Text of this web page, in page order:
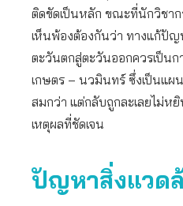
ติดขัดเป็นหลัก ขณะที่นักวิชา
เห็นพ้องต้องกันว่า ทางแก้ปัญ
ตะวันตกสู่ตะวันออกควรเป็นก
เกษตร – นวมินทร์ ซึ่งเป็นแผ
สมกว่า แต่กลับถูกละเลยไม่ห
เหตุผลที่ชัดเจน
ปัญหาสิ่งแวด